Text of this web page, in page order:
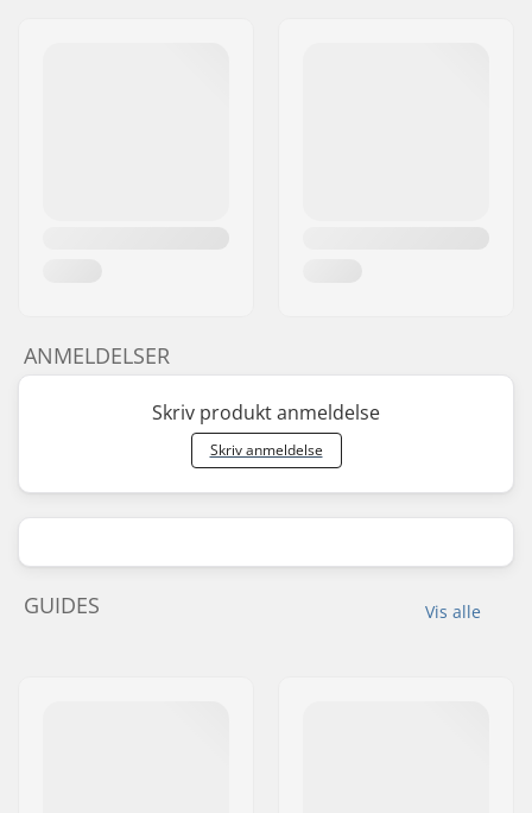
ANMELDELSER
Skriv produkt anmeldelse
Skriv anmeldelse
Vis alle
GUIDES